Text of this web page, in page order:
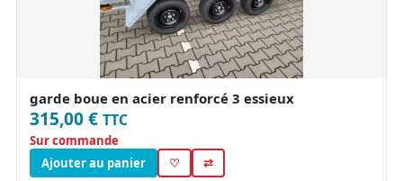
garde boue en acier renforcé 3 essieux
315,00 € TTC
Sur commande
Ajouter au panier
♡ ⇄